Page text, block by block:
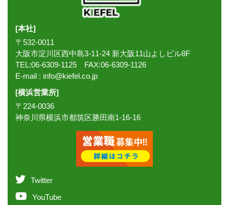
[本社]
〒532-0011
大阪市淀川区西中島3-11-24 新大阪11山よしビル8F
TEL:06-6309-1125 FAX:06-6309-1126
E-mail : info@kiefel.co.jp
[横浜営業所]
〒224-0036
神奈川県横浜市都筑区勝田南1-16-16
Twitter
YouTube